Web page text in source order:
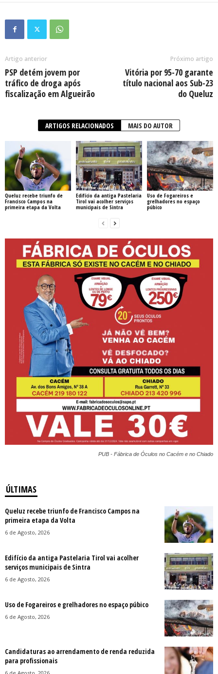
Artigo anterior
PSP detém jovem por
tráfico de droga após
fiscalização em Algueirão
Próximo artigo
Vitória por 95-70 garante
título nacional aos Sub-23
do Queluz
ARTIGOS RELACIONADOS MAIS DO AUTOR
Queluz recebe triunfo de
Francisco Campos na
primeira etapa da Volta
Edifício da antiga Pastelaria
Tirol vai acolher serviços
municipais de Sintra
Uso de Fogareiros e
grelhadores no espaço
púbico
PUB - Fábrica de Óculos no Cacém e no Chiado
ÚLTIMAS
Queluz recebe triunfo de Francisco Campos na
primeira etapa da Volta
6 de Agosto, 2026
Edifício da antiga Pastelaria Tirol vai acolher
serviços municipais de Sintra
6 de Agosto, 2026
Uso de Fogareiros e grelhadores no espaço púbico
6 de Agosto, 2026
Candidaturas ao arrendamento de renda reduzida
para profissionais